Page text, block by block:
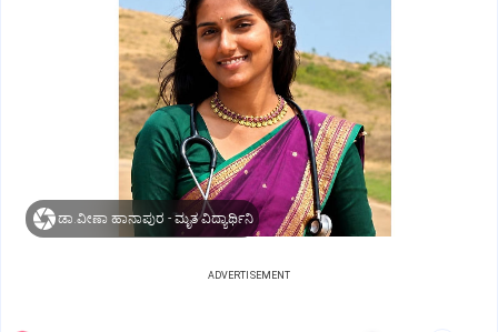
ಡಾ.ವೀಣಾ ಹಾನಾಪುರ - ಮೃತ ವಿದ್ಯಾರ್ಥಿನಿ
ADVERTISEMENT